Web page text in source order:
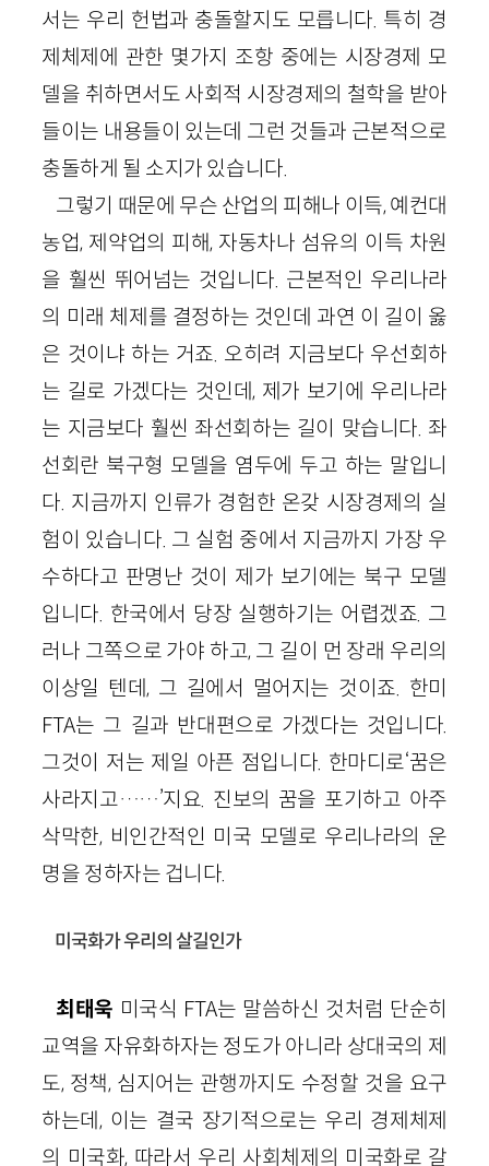
서는 우리 헌법과 충돌할지도 모릅니다. 특히 경
제체제에 관한 몇가지 조항 중에는 시장경제 모
델을 취하면서도 사회적 시장경제의 철학을 받아
들이는 내용들이 있는데 그런 것들과 근본적으로
충돌하게 될 소지가 있습니다.
그렇기 때문에 무슨 산업의 피해나 이득, 예컨대
농업, 제약업의 피해, 자동차나 섬유의 이득 차원
을 훨씬 뛰어넘는 것입니다. 근본적인 우리나라
의 미래 체제를 결정하는 것인데 과연 이 길이 옳
은 것이냐 하는 거죠. 오히려 지금보다 우선회하
는 길로 가겠다는 것인데, 제가 보기에 우리나라
는 지금보다 훨씬 좌선회하는 길이 맞습니다. 좌
선회란 북구형 모델을 염두에 두고 하는 말입니
다. 지금까지 인류가 경험한 온갖 시장경제의 실
험이 있습니다. 그 실험 중에서 지금까지 가장 우
수하다고 판명난 것이 제가 보기에는 북구 모델
입니다. 한국에서 당장 실행하기는 어렵겠죠. 그
러나 그쪽으로 가야 하고, 그 길이 먼 장래 우리의
이상일 텐데, 그 길에서 멀어지는 것이죠. 한미
FTA는 그 길과 반대편으로 가겠다는 것입니다.
그것이 저는 제일 아픈 점입니다. 한마디로‘꿈은
사라지고……’지요. 진보의 꿈을 포기하고 아주
삭막한, 비인간적인 미국 모델로 우리나라의 운
명을 정하자는 겁니다.
미국화가 우리의 살길인가
최태욱 미국식 FTA는 말씀하신 것처럼 단순히
교역을 자유화하자는 정도가 아니라 상대국의 제
도, 정책, 심지어는 관행까지도 수정할 것을 요구
하는데, 이는 결국 장기적으로는 우리 경제체제
의 미국화, 따라서 우리 사회체제의 미국화로 갈